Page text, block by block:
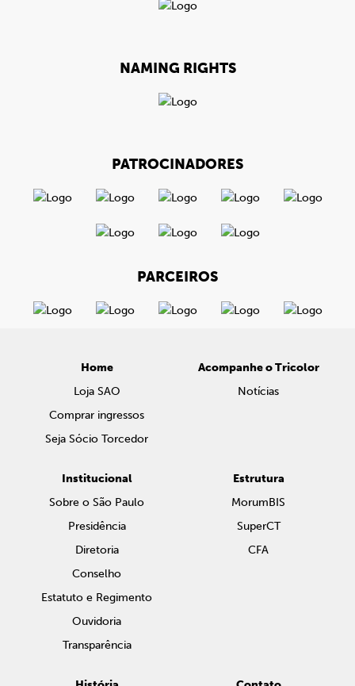
NAMING RIGHTS
PATROCINADORES
PARCEIROS
Home
Loja SAO
Comprar ingressos
Seja Sócio Torcedor
Acompanhe o Tricolor
Notícias
Institucional
Sobre o São Paulo
Presidência
Diretoria
Conselho
Estatuto e Regimento
Ouvidoria
Transparência
Estrutura
MorumBIS
SuperCT
CFA